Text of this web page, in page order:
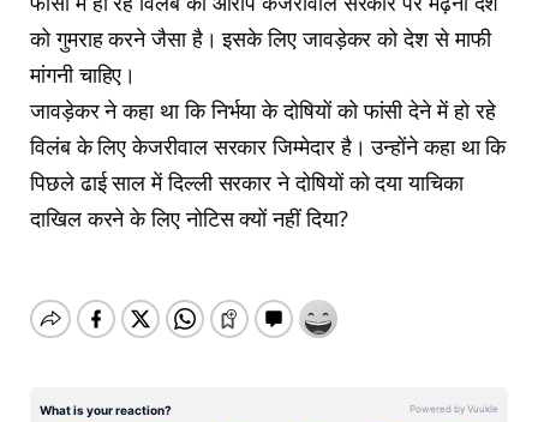
को गुमराह करने जैसा है। इसके लिए जावड़ेकर को देश से माफी
मांगनी चाहिए।
जावड़ेकर ने कहा था कि निर्भया के दोषियों को फांसी देने में हो रहे
विलंब के लिए केजरीवाल सरकार जिम्मेदार है। उन्होंने कहा था कि
पिछले ढाई साल में दिल्ली सरकार ने दोषियों को दया याचिका
दाखिल करने के लिए नोटिस क्यों नहीं दिया?